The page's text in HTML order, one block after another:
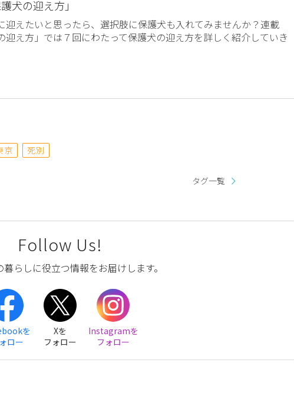
犬の迎え方」
迎えたいと思ったら、選択肢に保護犬も入れてみませんか？連載
迎え方」では７回にわたって保護犬の迎え方を詳しく紹介していき
京 死別
タグ一覧
Follow Us!
らしに役立つ情報をお届けします。
を
ロー
Xを
フォロー
Instagramを
フォロー